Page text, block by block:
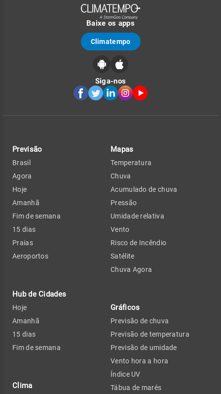
Baixe os apps
Climatempo
Siga-nos
Previsão
Brasil
Agora
Hoje
Amanhã
Fim de semana
15 dias
Praias
Aeroportos
Hub de Cidades
Hoje
Amanhã
15 dias
Fim de semana
Clima
Mapas
Temperatura
Chuva
Acumulado de chuva
Pressão
Umidade relativa
Vento
Risco de Incêndio
Satélite
Chuva Agora
Gráficos
Previsão de chuva
Previsão de temperatura
Previsão de umidade
Vento hora a hora
Índice UV
Tábua de marés